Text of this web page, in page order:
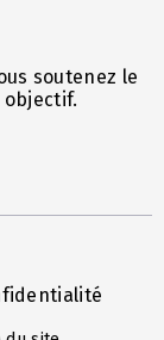
soutenez le